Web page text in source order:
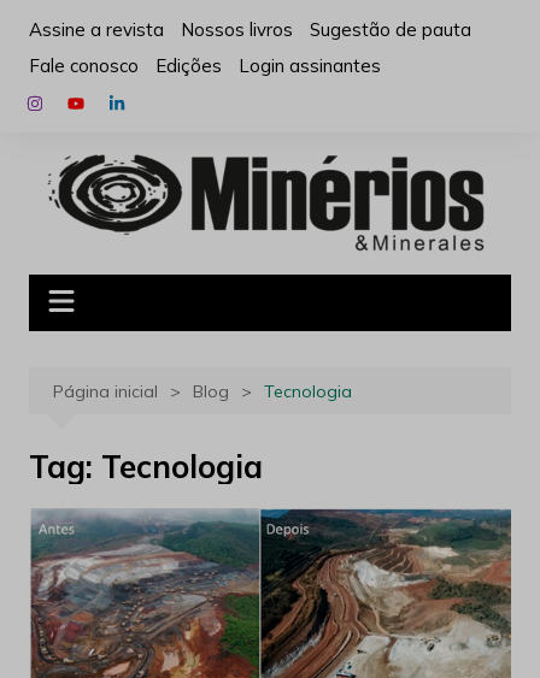
para
conteúdo
Assine a revista Nossos livros
Sugestão de pauta
Fale conosco
Edições Login assinantes
Página inicial Blog Tecnologia
Tag: Tecnologia